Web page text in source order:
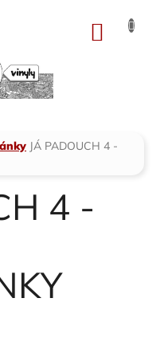
JÁ PADOUCH 4 -
4 -